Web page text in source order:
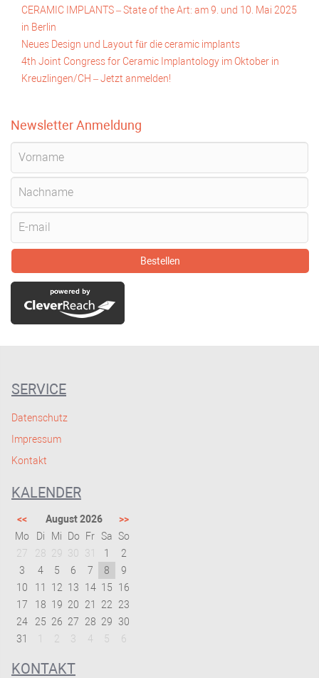
CERAMIC IMPLANTS – State of the Art: am 9. und 10. Mai 2025
in Berlin
Neues Design und Layout für die ceramic implants
4th Joint Congress for Ceramic Implantology im Oktober in
Kreuzlingen/CH – Jetzt anmelden!
Newsletter Anmeldung
Bestellen
SERVICE
Datenschutz
Impressum
Kontakt
KALENDER
<< August 2026
>>
Mo
Di Mi Do Fr Sa So
27
28 29 30 31 1
2
3
4 5 6 7 8
9
10
11 12 13 14 15
16
17
18 19 20 21 22
23
24
25 26 27 28 29 30
31
2 3 4 5 6
KONTAKT